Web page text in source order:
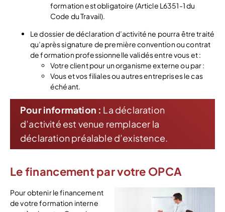
formation est obligatoire (Article L6351-1 du
Code du Travail).
Le dossier de déclaration d’activité ne pourra être traité
qu’après signature de première convention ou contrat
de formation professionnelle validés entre vous et :
Votre client pour un organisme externe ou par :
Vous et vos filiales ou autres entreprises le cas
échéant.
Pour information : La déclaration
d’activité est venue remplacer la
déclaration préalable d’existence.
Le financement par votre OPCA
Pour obtenir le financement
de votre formation interne